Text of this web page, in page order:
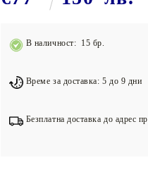
В наличност: 15 бр.
Време за доставка: 5 до 9 дни
Безплатна доставка до адрес